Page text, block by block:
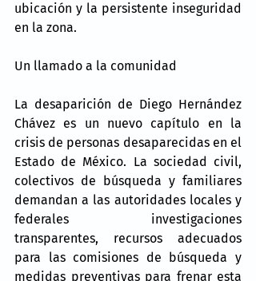
ubicación y la persistente inseguridad
en la zona.
Un llamado a la comunidad
La desaparición de Diego Hernández
Chávez es un nuevo capítulo en la
crisis de personas desaparecidas en el
Estado de México. La sociedad civil,
colectivos de búsqueda y familiares
demandan a las autoridades locales y
federales investigaciones
transparentes, recursos adecuados
para las comisiones de búsqueda y
medidas preventivas para frenar esta